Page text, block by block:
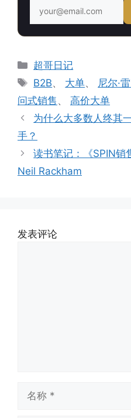
分
类
超哥日记
标
签
B2B、 大单、 尼尔·
问式销售 、 高价大单
为什么大多数人终其
手？
读书笔记：《SPIN
Neil Rackham
发表评论